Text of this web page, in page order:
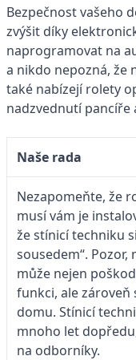
Bezpečnost vašeho
zvýšit díky
naprogramovat na
a nikdo nepozná, že
také nabízejí rolety
nadzvednutí pancíře
Naše rada
Nezapomeňte, že
musí vám je
že stínicí techniku
sousedem“.
může nejen
funkci, ale zároveň
domu. Stínicí
mnoho let
na odborníky.